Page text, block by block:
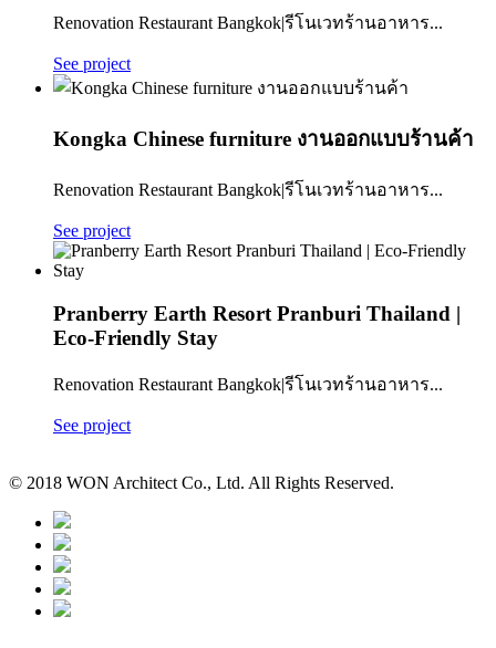
Renovation Restaurant Bangkok|รีโนเวทร้านอาหาร...
See project
Kongka Chinese furniture งานออกแบบร้านค้า
Renovation Restaurant Bangkok|รีโนเวทร้านอาหาร...
See project
Pranberry Earth Resort Pranburi Thailand |
Eco-Friendly Stay
Renovation Restaurant Bangkok|รีโนเวทร้านอาหาร...
See project
© 2018 WON Architect Co., Ltd. All Rights Reserved.